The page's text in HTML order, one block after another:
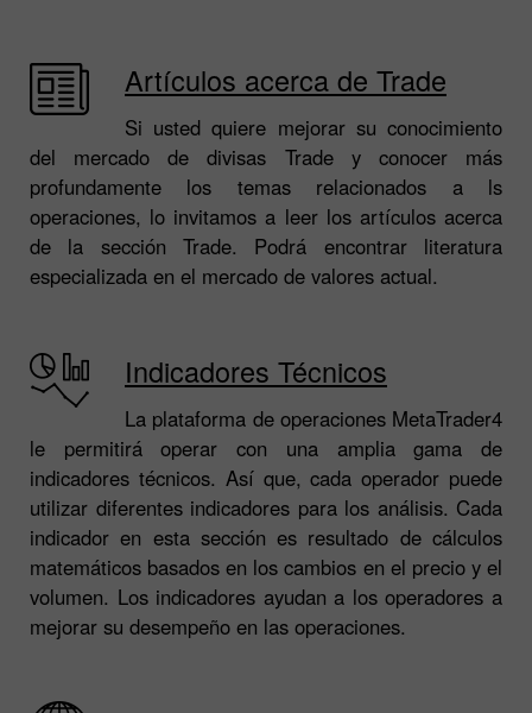
Artículos acerca de Trade
Si usted quiere mejorar su conocimiento
del mercado de divisas Trade y conocer más
profundamente los temas relacionados a ls
operaciones, lo invitamos a leer los artículos acerca
de la sección Trade. Podrá encontrar literatura
especializada en el mercado de valores actual.
Indicadores Técnicos
La plataforma de operaciones MetaTrader4
le permitirá operar con una amplia gama de
indicadores técnicos. Así que, cada operador puede
utilizar diferentes indicadores para los análisis. Cada
indicador en esta sección es resultado de cálculos
matemáticos basados en los cambios en el precio y el
volumen. Los indicadores ayudan a los operadores a
mejorar su desempeño en las operaciones.